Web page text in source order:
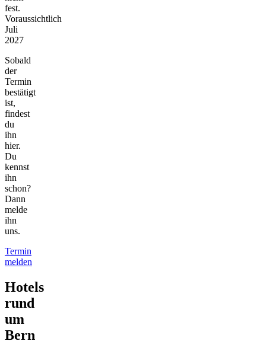
fest.
Voraussichtlich
Juli
2027
Sobald
der
Termin
bestätigt
ist,
findest
du
ihn
hier.
Du
kennst
ihn
schon?
Dann
melde
ihn
uns.
Termin
melden
Hotels
rund
um
Bern